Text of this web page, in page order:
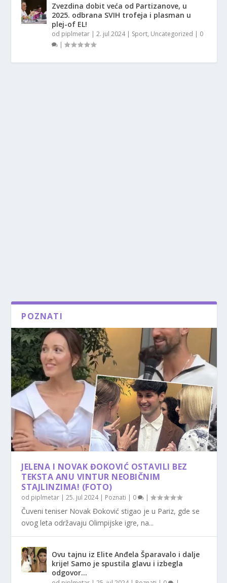
Zvezdina dobit veća od Partizanove, u
2025. odbrana SVIH trofeja i plasman u
plej-of EL!
od piplmetar |2. jul 2024| Sport, Uncategorized | 0
|
POZNATI
JELENA I NOVAK ĐOKOVIĆ OSTAVILI BEZ
TEKSTA ANU VINTUR NEOBIČNIM
STAJLINZIMA! (FOTO)
od piplmetar |25. jul 2024| Poznati | 0 |
Čuveni teniser Novak Đoković stigao je u Pariz, gde se
ovog leta održavaju Olimpijske igre, na...
Ovu tajnu iz Elite Anđela Šparavalo i dalje
krije! Samo je spustila glavu i izbegla
odgovor…